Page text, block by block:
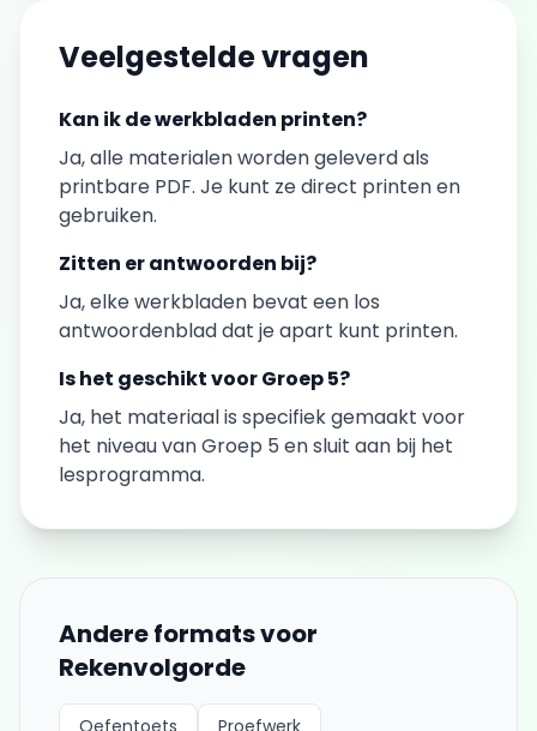
Veelgestelde vragen
Kan ik dewerkbladen printen?
Ja, alle materialen worden geleverd als
printbare PDF. Je kunt ze direct printen en
gebruiken.
Zitten er antwoorden bij?
Ja, elkewerkbladen bevat een los
antwoordenblad dat je apart kunt printen.
Is het geschikt voorGroep 5?
Ja, het materiaal is specifiek gemaakt voor
het niveau vanGroep 5 en sluit aan bij het
lesprogramma.
Andere formats voor
Rekenvolgorde
Oefentoets Proefwerk